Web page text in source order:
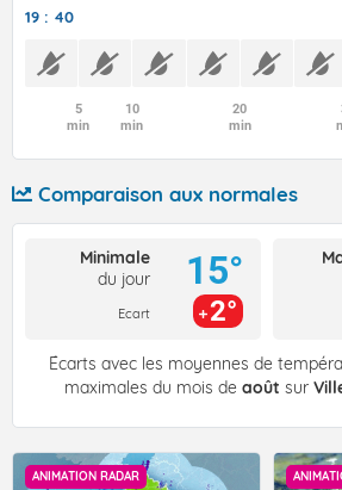
19 : 40
5
min
10
min
20
min
Comparaison aux normales
Minimale
du jour
Ecart
15°
2°
Écarts avec les moyennes de
maximales du mois de août sur
ANIMATION RADAR